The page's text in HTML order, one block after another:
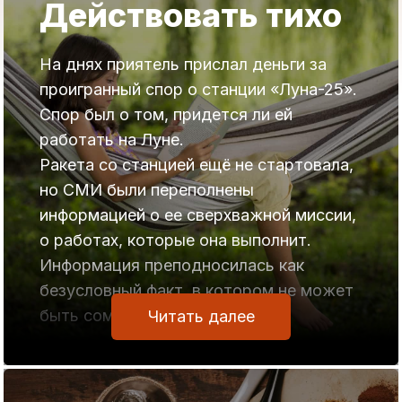
то попадется билет с вопросом, на
который знаешь ответ полностью
или в большей мере.
Когда вообще ничего не знаешь по
сдаваемому предмету, то
вероятность не сдать экзамен
близка к 100%. Никакой ритуал не
поможет. Единственный вариант с
получением положительной оценки
реален в том случае, если
экзаменатор взяточник. Но к этой
ситуации нужен другой подход, не
связанный с ритуалом.
Принцип 2.
Ритуал должен иметь в своей
Действовать тихо
На днях приятель прислал деньги за
проигранный спор о станции «Луна-25».
Спор был о том, придется ли ей
работать на Луне.
Ракета со станцией ещё не стартовала,
но СМИ были переполнены
информацией о ее сверхважной миссии,
о работах, которые она выполнит.
Информация преподносилась как
безусловный факт, в котором не может
быть сомнений.
лошади», я сделал вывод, что миссия
Читать далее